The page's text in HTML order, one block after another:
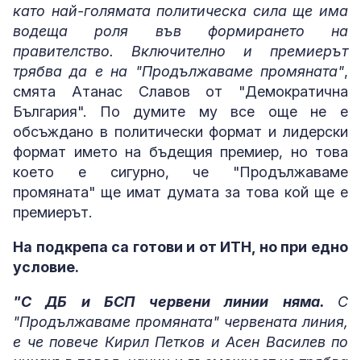
като най-голямата политическа сила ще има
водеща роля във формирането на
правителство. Включително и премиерът
трябва да е на "Продължаваме промяната",
смята Атанас Славов от "Демократична
България". По думите му все още не е
обсъждано в политически формат и лидерски
формат името на бъдещия премиер, но това
което е сигурно, че "Продължаваме
промяната" ще имат думата за това кой ще е
премиерът.
На подкрепа са готови и от ИТН, но при едно
условие.
"С ДБ и БСП червени линии няма. С
"Продължаваме промяната" червената линия,
е че повече Кирил Петков и Асен Василев по